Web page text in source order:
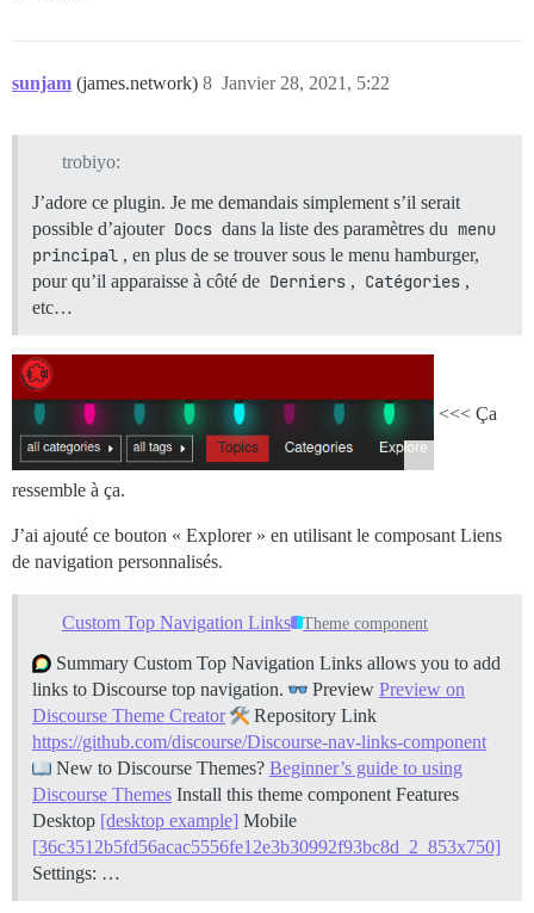
sunjam (james.network) Janvier 28, 2021, 5:22
8
trobiyo:
J’adore ce plugin. Je me demandais simplement s’il serait
possible d’ajouter Docs dans la liste des paramètres du menu
principal , en plus de se trouver sous le menu hamburger,
pour qu’il apparaisse à côté de Derniers , Catégories ,
etc…
<<< Ça
ressemble à ça.
J’ai ajouté ce bouton « Explorer » en utilisant le composant Liens
de navigation personnalisés.
Custom Top Navigation Links Theme component
Summary Custom Top Navigation Links allows you to add
links to Discourse top navigation.
Preview Preview on
Discourse Theme Creator
Repository Link
https://github.com/discourse/Discourse-nav-links-component
New to Discourse Themes? Beginner’s guide to using
Discourse Themes Install this theme component Features
Desktop [desktop example] Mobile
[36c3512b5fd56acac5556fe12e3b30992f93bc8d_2_853x750]
Settings: …